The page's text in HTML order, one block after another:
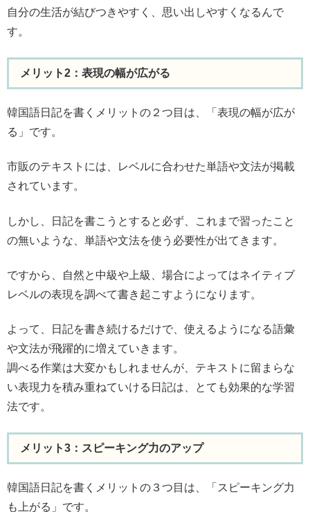
自分の生活が結びつきやすく、思い出しやすくなるんで
す。
メリット2：表現の幅が広がる
韓国語日記を書くメリットの２つ目は、「表現の幅が広が
る」です。
市販のテキストには、レベルに合わせた単語や文法が掲載
されています。
しかし、日記を書こうとすると必ず、これまで習ったこと
の無いような、単語や文法を使う必要性が出てきます。
ですから、自然と中級や上級、場合によってはネイティブ
レベルの表現を調べて書き起こすようになります。
よって、日記を書き続けるだけで、使えるようになる語彙
や文法が飛躍的に増えていきます。
調べる作業は大変かもしれませんが、テキストに留まらな
い表現力を積み重ねていける日記は、とても効果的な学習
法です。
メリット3：スピーキング力のアップ
韓国語日記を書くメリットの３つ目は、「スピーキング力
も上がる」です。